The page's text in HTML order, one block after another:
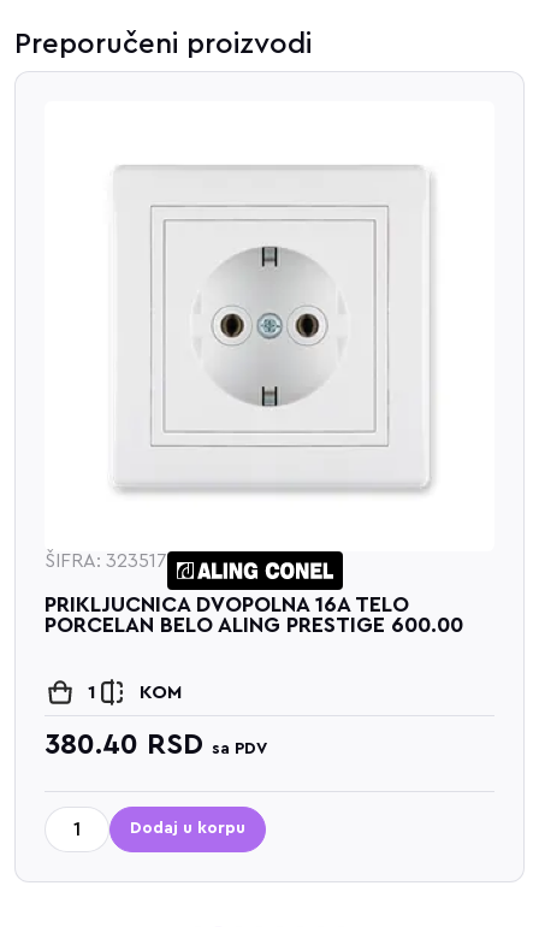
Preporučeni proizvodi
ŠIFRA: 323517
PRIKLJUCNICA DVOPOLNA 16A TELO
PORCELAN BELO ALING PRESTIGE 600.00
1 KOM
380.40 RSD sa PDV
Dodaj u korpu